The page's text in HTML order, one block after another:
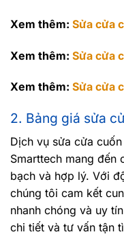
Xem thêm: Sửa cửa
Xem thêm: Sửa cửa
Xem thêm: Sửa cửa
2. Bảng giá sửa
Dịch vụ sửa cửa
Smarttech mang đến
bạch và hợp lý. Với
chúng tôi cam kết
nhanh chóng và uy
chi tiết và tư vấn tận